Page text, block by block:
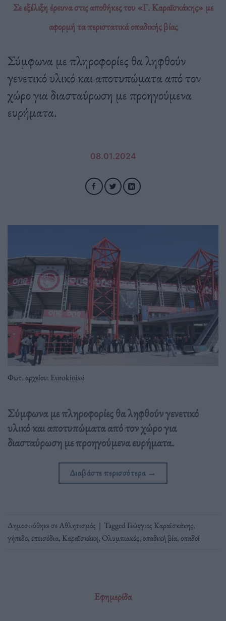
Σε εξέλιξη έρευνα στις αποθήκες του «Γ. Καραϊσκάκης» με
αφορμή τα περιστατικά οπαδικής βίας
Σύμφωνα με πληροφορίες θα ληφθούν
γενετικό υλικό και αποτυπώματα από τον
χώρο για διασταύρωση με προηγούμενα
ευρήματα.
08.01.2024
Φωτ. αρχείου: Eurokinissi
Σύμφωνα με πληροφορίες θα ληφθούν γενετικό
υλικό και αποτυπώματα από τον χώρο για
διασταύρωση με προηγούμενα ευρήματα.
Διαβάστε περισσότερα →
Δημοσιεύθηκε σεΑθλητισμός | TaggedΓεώργιος Καραϊσκάκης,
γήπεδο, επεισόδια, Καραϊσκάκη, Ολυμπιακός,οπαδική βία,οπαδοί
Εφημερίδα